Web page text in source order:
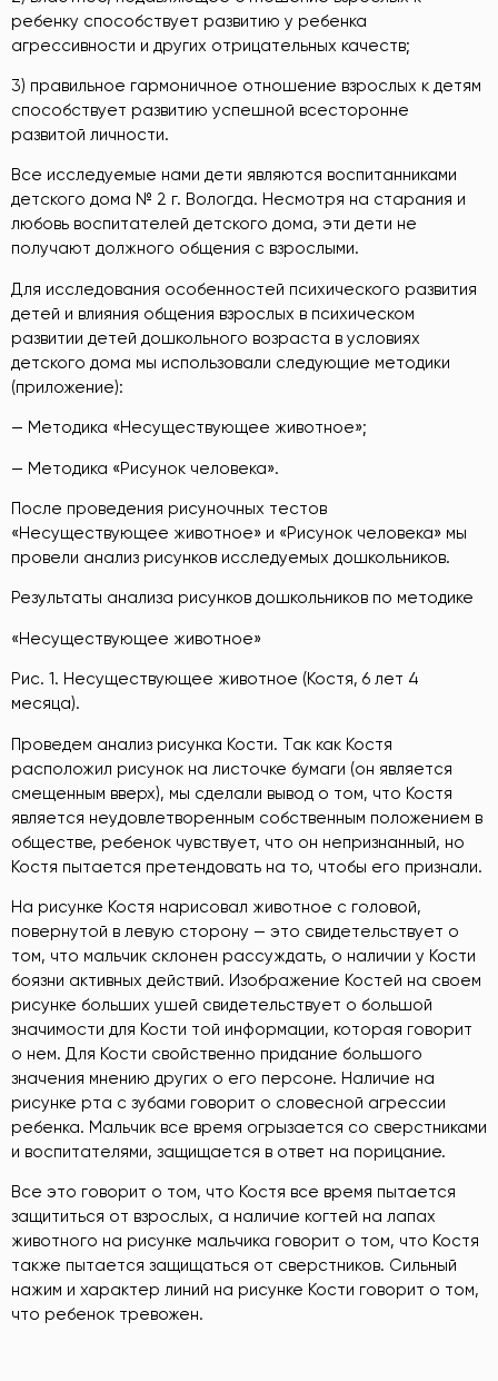
ребенку способствует развитию у ребенка
агрессивности и других отрицательных качеств;
3) правильное гармоничное отношение взрослых к детям
способствует развитию успешной всесторонне
развитой личности.
Все исследуемые нами дети являются воспитанниками
детского дома № 2 г. Вологда. Несмотря на старания и
любовь воспитателей детского дома, эти дети не
получают должного общения с взрослыми.
Для исследования особенностей психического развития
детей и влияния общения взрослых в психическом
развитии детей дошкольного возраста в условиях
детского дома мы использовали следующие методики
(приложение):
— Методика «Несуществующее животное»;
— Методика «Рисунок человека».
После проведения рисуночных тестов
«Несуществующее животное» и «Рисунок человека» мы
провели анализ рисунков исследуемых дошкольников.
Результаты анализа рисунков дошкольников по методике
«Несуществующее животное»
Рис. 1. Несуществующее животное (Костя, 6 лет 4
месяца).
Проведем анализ рисунка Кости. Так как Костя
расположил рисунок на листочке бумаги (он является
смещенным вверх), мы сделали вывод о том, что Костя
является неудовлетворенным собственным положением в
обществе, ребенок чувствует, что он непризнанный, но
Костя пытается претендовать на то, чтобы его признали.
На рисунке Костя нарисовал животное с головой,
повернутой в левую сторону — это свидетельствует о
том, что мальчик склонен рассуждать, о наличии у Кости
боязни активных действий. Изображение Костей на своем
рисунке больших ушей свидетельствует о большой
значимости для Кости той информации, которая говорит
о нем. Для Кости свойственно придание большого
значения мнению других о его персоне. Наличие на
рисунке рта с зубами говорит о словесной агрессии
ребенка. Мальчик все время огрызается со сверстниками
и воспитателями, защищается в ответ на порицание.
Все это говорит о том, что Костя все время пытается
защититься от взрослых, а наличие когтей на лапах
животного на рисунке мальчика говорит о том, что Костя
также пытается защищаться от сверстников. Сильный
нажим и характер линий на рисунке Кости говорит о том,
что ребенок тревожен.